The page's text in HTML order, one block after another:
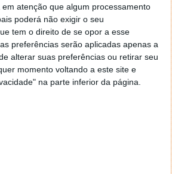
em atenção que algum processamento
poderá não exigir o seu
tem o direito de se opor a esse
preferências serão aplicadas apenas a
alterar suas preferências ou retirar seu
momento voltando a este site e
na parte inferior da página.
corrida representavao que
na relação entre leveza,
valores que a Renault quis
para o universo automóvel
por via do SUV-coupé, que